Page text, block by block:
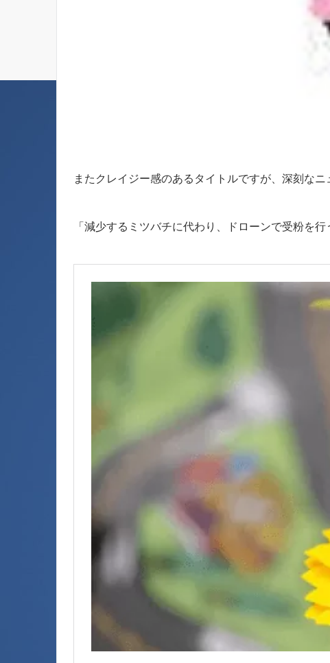
またクレイジー感のあるタイトルですが、深刻なニ
「減少するミツバチに代わり、ドローンで受粉を